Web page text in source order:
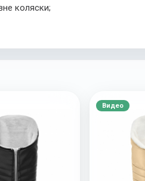
коляски;
Видео